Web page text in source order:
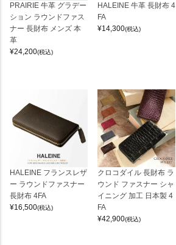
PRAIRIE 牛革 グラデー
ション ラウンドファス
ナー 長財布 メンズ 本
革
¥24,200(税込)
HALEINE 牛革 長財布 4
FA
¥14,300(税込)
HALEINE フランスレザ
ー ラウンドファスナー
長財布 4FA
¥16,500(税込)
クロコダイル 長財布 ラ
ウンド ファスナー シャ
イニング 加工 日本製 4
FA
¥42,900(税込)